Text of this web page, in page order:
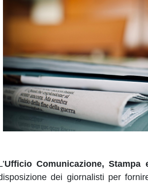
Ufficio Comunicazione, Stampa
dei giornalisti per